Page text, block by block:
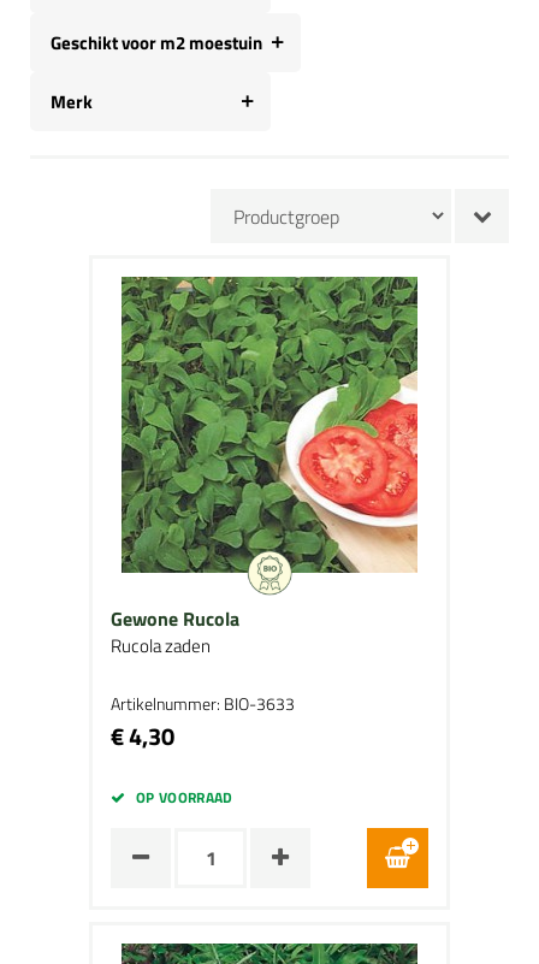
Geschikt voor m2 moestuin
Merk
Gewone Rucola
Rucola zaden
Artikelnummer: BIO-3633
€ 4,30
OP VOORRAAD